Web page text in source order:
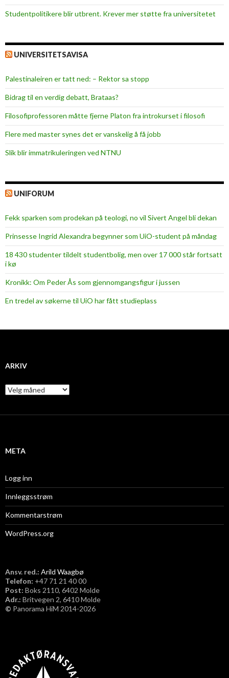
l
u
b
Studentpolitikere blir utbrent. Krever mer støtte fra universitetet
UNIVERSITETSAVISA
Palestinaleiren er tatt ned: – Rektor sa stopp
Bidrag til en verdig debatt, Brataas?
Filosofiprofessoren måtte fjerne Platon fra introkurset i filosofi
Flere med master synes det er vanskelig å få jobb
Slik blir immatrikuleringen ved NTNU
UNIFORUM
Fekk sparken som prodekan på teologi, no vil Sivert Angel bli dekan
Prinsesse Ingrid Alexandra begynner som UiO-student på måndag
18 430 studenter tildelt studentbolig, men over 17 000 står fortsatt
i kø
Kronikk: Om Peder Ås som gjennomgangsfigur i jussen
En tredel av søkerne til UiO har fått studieplass
ARKIV
A
r
i
META
Logg inn
Innleggsstrøm
Kommentarstrøm
WordPress.org
Ansv. red.: Arild Waagbø
Telefon: ​+47 71 21 40 00
Post: Boks 2110, 6402 Molde
Adr.: Britvegen 2, 6410 Molde
© Panorama HiM 2014-2026